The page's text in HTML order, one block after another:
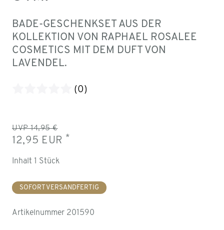
BADE-GESCHENKSET AUS DER
KOLLEKTION VON RAPHAEL ROSALEE
COSMETICS MIT DEM DUFT VON
LAVENDEL.
(0)
UVP 14,95 €
12,95 EUR *
Inhalt Stück
SOFORT VERSANDFERTIG
Artikelnummer 201590